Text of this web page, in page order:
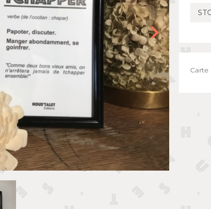
Tirelires kids
Gourdes